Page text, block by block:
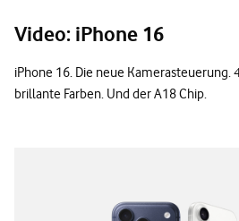
Video: iPhone 16
iPhone 16. Die neue Kamerasteuerung.
brillante Farben. Und der A18 Chip.